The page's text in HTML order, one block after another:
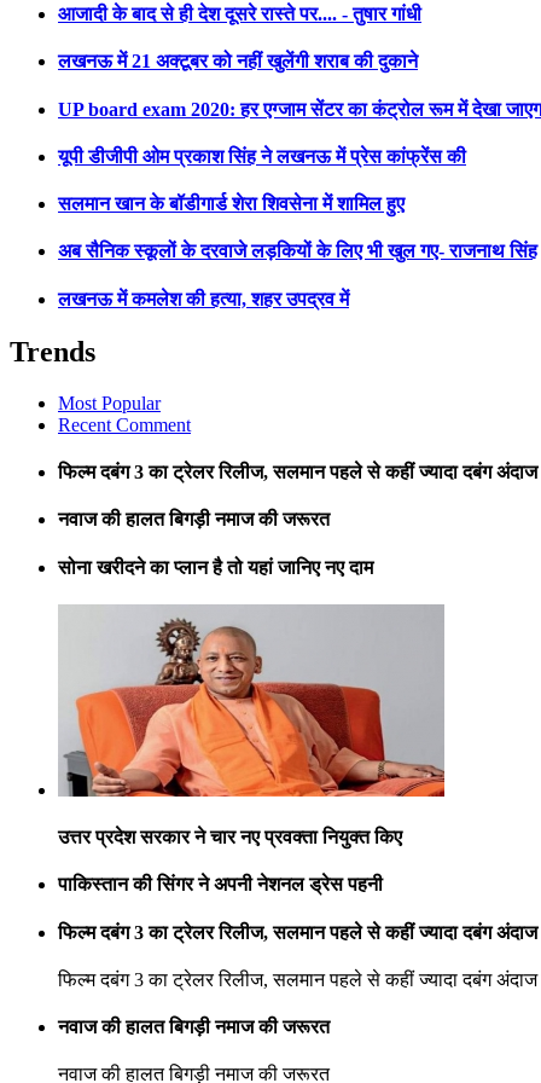
आजादी के बाद से ही देश दूसरे रास्ते पर.... - तुषार गांधी
लखनऊ में 21 अक्टूबर को नहीं खुलेंगी शराब की दुकाने
UP board exam 2020: हर एग्जाम सेंटर का कंट्रोल रूम में देखा
यूपी डीजीपी ओम प्रकाश सिंह ने लखनऊ में प्रेस कांफ्रेंस की
सलमान खान के बॉडीगार्ड शेरा शिवसेना में शामिल हुए
अब सैनिक स्कूलों के दरवाजे लड़कियों के लिए भी खुल गए- राजनाथ सिंह
लखनऊ में कमलेश की हत्या, शहर उपद्रव में
Trends
Most Popular
Recent Comment
फिल्म दबंग 3 का ट्रेलर रिलीज, सलमान पहले से कहीं ज्यादा दबंग अंदाज
नवाज की हालत बिगड़ी नमाज की जरूरत
सोना खरीदने का प्लान है तो यहां जानिए नए दाम
उत्तर प्रदेश सरकार ने चार नए प्रवक्ता नियुक्त किए
पाकिस्तान की सिंगर ने अपनी नेशनल ड्रेस पहनी
फिल्म दबंग 3 का ट्रेलर रिलीज, सलमान पहले से कहीं ज्यादा दबंग अंदाज
फिल्म दबंग 3 का ट्रेलर रिलीज, सलमान पहले से कहीं ज्यादा दबंग अंदाज
नवाज की हालत बिगड़ी नमाज की जरूरत
नवाज की हालत बिगड़ी नमाज की जरूरत